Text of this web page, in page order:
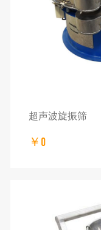
超声波旋振筛
￥0